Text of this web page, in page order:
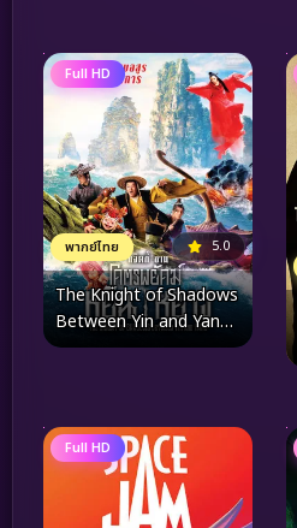
Full HD
พากย์ไทย 5.0
The Knight of Shadows
Between Yin and Yang
(2019) โคตรพยัคฆ์หยิน
Full HD